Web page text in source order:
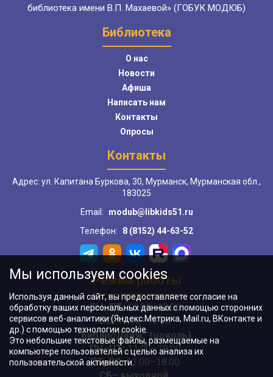
библиотека имени В.П. Махаевой» (ГОБУК МОДЮБ)
Библиотека
О нас
Новости
Афиша
Написать нам
Контакты
Опросы
Контакты
Адрес: ул. Капитана Буркова, 30, Мурманск, Мурманская обл.,
183025
Email:
modub@libkids51.ru
Телефон:
8 (8152) 44-63-52
Режим работы
ПН–ПТ:10:00–18:00
ВС:11:00–18:00
"БиблиоДвиж" (цоколь):
ПН–ЧТ:11:00–19:00
ПТ, ВС:11:00–18:00
Мы используем cookies
Используя данный сайт, вы предоставляете согласие на
обработку ваших персональных данных с помощью сторонних
сервисов веб-аналитики (Яндекс.Метрика, Mail.ru, ВКонтакте и
др.) с помощью технологии cookie.
Это небольшие текстовые файлы, размещаемые на
компьютере пользователей с целью анализа их
пользовательской активности.